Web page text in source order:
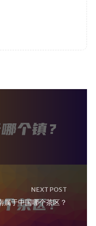
NEXT POST
属于中国哪个茶区？